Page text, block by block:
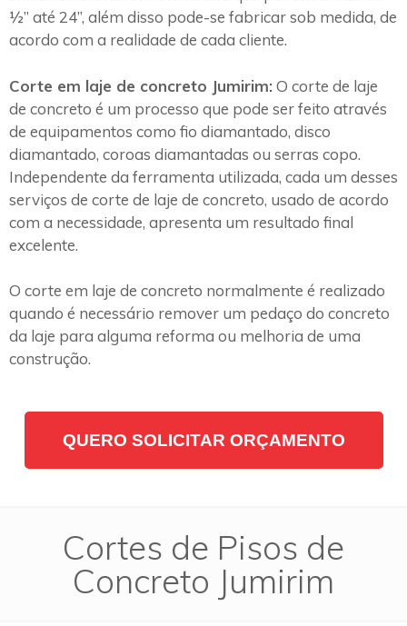
½” até 24”, além disso pode-se fabricar sob medida, de
acordo com a realidade de cada cliente.
Corte em laje de concreto Jumirim: O corte de laje
de concreto é um processo que pode ser feito através
de equipamentos como fio diamantado, disco
diamantado, coroas diamantadas ou serras copo.
Independente da ferramenta utilizada, cada um desses
serviços de corte de laje de concreto, usado de acordo
com a necessidade, apresenta um resultado final
excelente.
O corte em laje de concreto normalmente é realizado
quando é necessário remover um pedaço do concreto
da laje para alguma reforma ou melhoria de uma
construção.
QUERO SOLICITAR ORÇAMENTO
Cortes de Pisos de
Concreto Jumirim